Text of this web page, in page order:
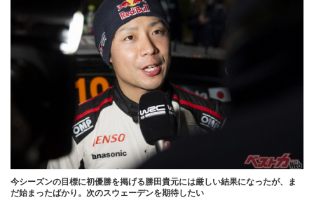
今シーズンの目標に初優勝を掲げる勝田貴元には厳しい結果になったが、ま
だ始まったばかり。次のスウェーデンを期待したい